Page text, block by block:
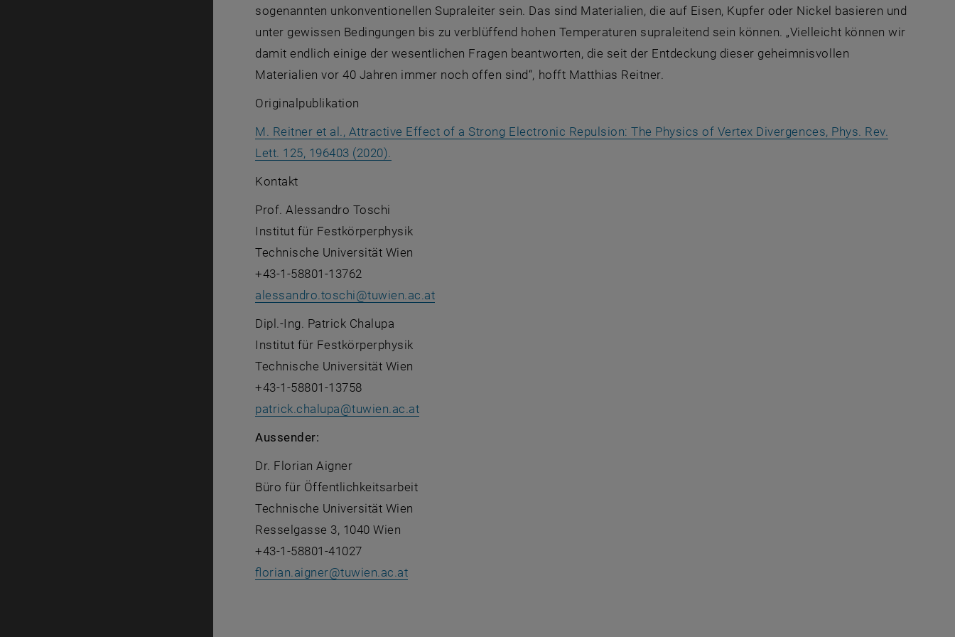
sogenannten unkonventionellen Supraleiter sein. Das sind Materialien, die auf Eisen, Kupfer oder Nickel basieren und
unter gewissen Bedingungen bis zu verblüffend hohen Temperaturen supraleitend sein können. „Vielleicht können wir
damit endlich einige der wesentlichen Fragen beantworten, die seit der Entdeckung dieser geheimnisvollen
Materialien vor 40 Jahren immer noch offen sind“, hofft Matthias Reitner.
Originalpublikation
M. Reitner et al., Attractive Effect of a Strong Electronic Repulsion: The Physics of Vertex Divergences, Phys. Rev.
Lett. 125, 196403 (2020).
Kontakt
Prof. Alessandro Toschi
Institut für Festkörperphysik
Technische Universität Wien
+43-1-58801-13762
alessandro.toschi@tuwien.ac.at
Dipl.-Ing. Patrick Chalupa
Institut für Festkörperphysik
Technische Universität Wien
+43-1-58801-13758
patrick.chalupa@tuwien.ac.at
Aussender:
Dr. Florian Aigner
Büro für Öffentlichkeitsarbeit
Technische Universität Wien
Resselgasse 3, 1040 Wien
+43-1-58801-41027
florian.aigner@tuwien.ac.at